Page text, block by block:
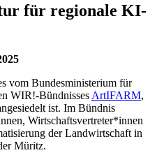
für regionale KI-
vom Bundesministerium für
WIR!-Bündnisses ArtIFARM,
ist. Im Bündnis
Wirtschaftsvertreter*innen
der Landwirtschaft in
Müritz.